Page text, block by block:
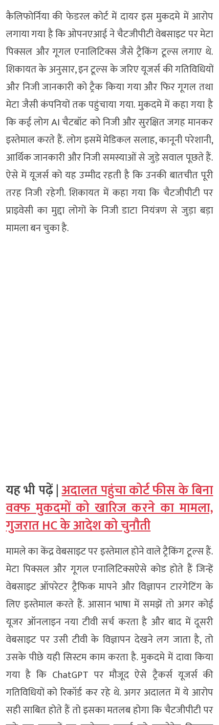
कैलिफोर्निया की फेडरल कोर्ट में दायर इस मुकदमे में आरोप
लगाया गया है कि ओपनएआई ने चैटजीपीटी वेबसाइट पर मेटा
पिक्सल और गूगल एनालिटिक्स जैसे ट्रैकिंग टूल्स लगाए थे.
शिकायत के अनुसार, इन टूल्स के जरिए यूजर्स की गतिविधियों
और निजी जानकारी को ट्रैक किया गया और फिर गूगल तथा
मेटा जैसी कंपनियों तक पहुंचाया गया. मुकदमे में कहा गया है
कि कई लोग AI चैटबॉट को निजी और सुरक्षित जगह मानकर
इस्तेमाल करते हैं. लोग इसमें मेडिकल सलाह, कानूनी परेशानी,
आर्थिक जानकारी और निजी समस्याओं से जुड़े सवाल पूछते हैं.
ऐसे में यूजर्स को यह उम्मीद रहती है कि उनकी बातचीत पूरी
तरह निजी रहेगी. शिकायत में कहा गया कि चैटजीपीटी पर
प्राइवेसी का मुद्दा लोगों के निजी डाटा नियंत्रण से जुड़ा बड़ा
मामला बन चुका है.
यह भी पढ़ें |अदालत पहुंचा कोर्ट फीस के बिना
वक्फ मुकदमों को खारिज करने का मामला,
गुजरात HC के आदेश को चुनौती
मामले का केंद्र वेबसाइट पर इस्तेमाल होने वाले ट्रैकिंग टूल्स हैं.
मेटा पिक्सल और गूगल एनालिटिक्सऐसे कोड होते हैं जिन्हें
वेबसाइट ऑपरेटर ट्रैफिक मापने और विज्ञापन टारगेटिंग के
लिए इस्तेमाल करते हैं. आसान भाषा में समझें तो अगर कोई
यूजर ऑनलाइन नया टीवी सर्च करता है और बाद में दूसरी
वेबसाइट पर उसी टीवी के विज्ञापन देखने लग जाता है, तो
उसके पीछे यही सिस्टम काम करता है. मुकदमे में दावा किया
गया है कि ChatGPT पर मौजूद ऐसे ट्रैकर्स यूजर्स की
गतिविधियों को रिकॉर्ड कर रहे थे. अगर अदालत में ये आरोप
सही साबित होते हैं तो इसका मतलब होगा कि चैटजीपीटी पर